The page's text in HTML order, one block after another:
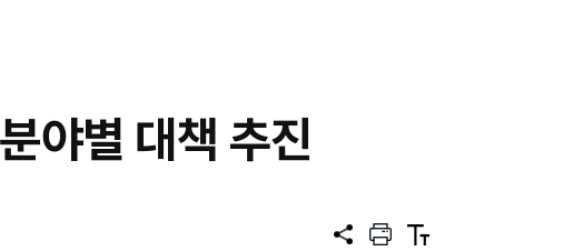
야별 대책 추진
공
프
텍